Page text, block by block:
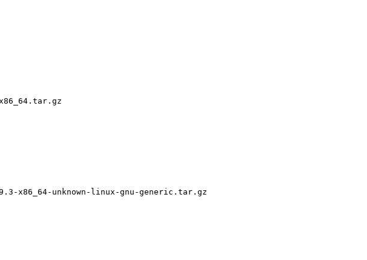
x86_64-unknown-linux-gnu-generic.tar.gz